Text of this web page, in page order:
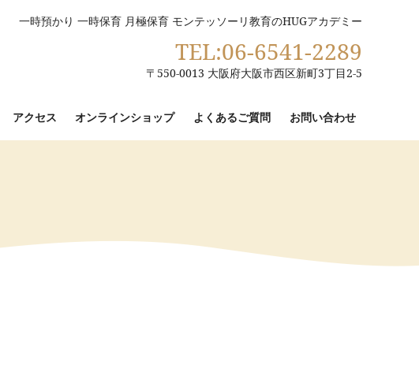
一時預かり 一時保育 月極保育 モンテッソーリ教育のHUGアカデミー
TEL:06-6541-2289
〒550-0013 大阪府大阪市西区新町3丁目2-5
アクセス オンラインショップ よくあるご質問 お問い合わせ